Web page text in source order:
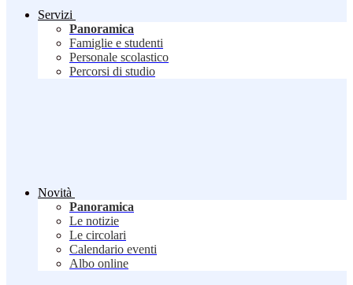
Servizi
Panoramica
Famiglie e studenti
Personale scolastico
Percorsi di studio
Novità
Panoramica
Le notizie
Le circolari
Calendario eventi
Albo online